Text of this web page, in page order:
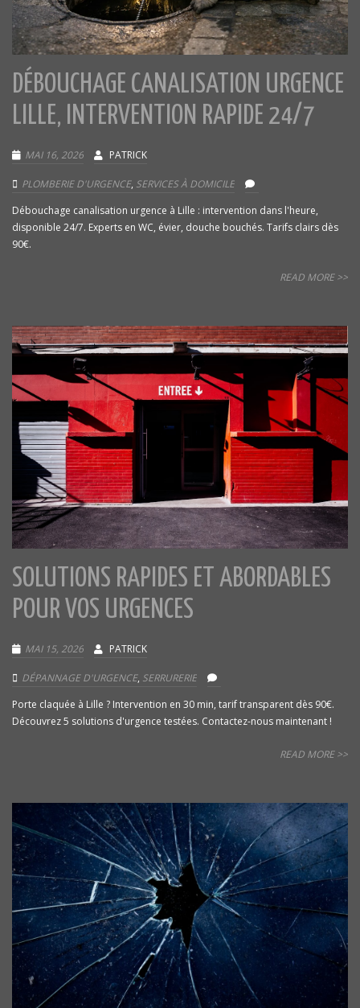
DÉBOUCHAGE CANALISATION URGENCE
LILLE, INTERVENTION RAPIDE 24/7
MAI 16, 2026 PATRICK
PLOMBERIE D'URGENCE, SERVICES À DOMICILE
Débouchage canalisation urgence à Lille : intervention dans l'heure,
disponible 24/7. Experts en WC, évier, douche bouchés. Tarifs clairs dès
90€.
READ MORE >>
SOLUTIONS RAPIDES ET ABORDABLES
POUR VOS URGENCES
MAI 15, 2026 PATRICK
DÉPANNAGE D'URGENCE, SERRURERIE
Porte claquée à Lille ? Intervention en 30 min, tarif transparent dès 90€.
Découvrez 5 solutions d'urgence testées. Contactez-nous maintenant !
READ MORE >>